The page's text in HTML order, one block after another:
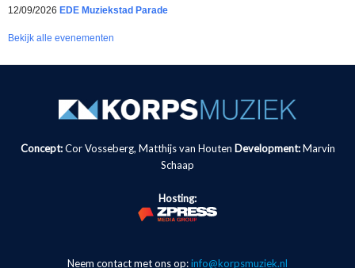
12/09/2026 EDE Muziekstad Parade
Bekijk alle evenementen
Concept:Cor Vosseberg, Matthijs van Houten Development: Marvin
Schaap
Hosting:
Neem contact met ons op:info@korpsmuziek.nl